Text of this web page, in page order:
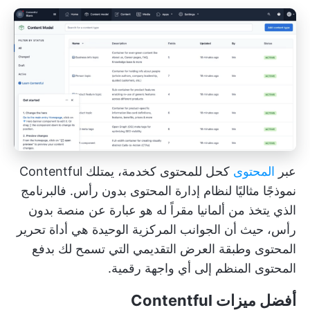
عبر المحتوى
كحل للمحتوى كخدمة، يمتلك Contentful
نموذجًا مثاليًا لنظام إدارة المحتوى بدون رأس. فالبرنامج
الذي يتخذ من ألمانيا مقراً له هو عبارة عن منصة بدون
رأس، حيث أن الجوانب المركزية الوحيدة هي أداة تحرير
المحتوى وطبقة العرض التقديمي التي تسمح لك بدفع
المحتوى المنظم إلى أي واجهة رقمية.
أفضل ميزات Contentful